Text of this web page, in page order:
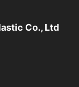
Co., Ltd